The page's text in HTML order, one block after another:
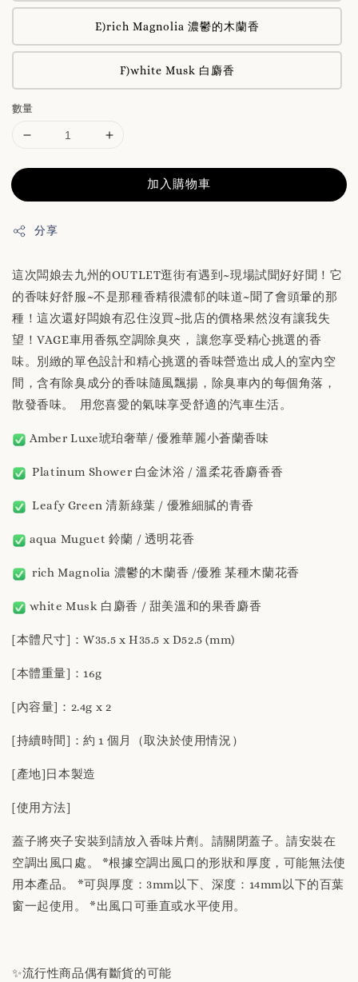
E)rich Magnolia 濃鬱的木蘭香
F)white Musk 白麝香
數量
加入購物車
分享
這次闆娘去九州的OUTLET逛街有遇到~現場試聞好好聞！它
的香味好舒服~不是那種香精很濃郁的味道~聞了會頭暈的那
種！這次還好闆娘有忍住沒買~批店的價格果然沒有讓我失
望！VAGE車用香氛空調除臭夾， 讓您享受精心挑選的香
味。別緻的單色設計和精心挑選的香味營造出成人的室內空
間，含有除臭成分的香味隨風飄揚，除臭車內的每個角落，
散發香味。 用您喜愛的氣味享受舒適的汽車生活。
Amber Luxe琥珀奢華/ 優雅華麗小蒼蘭香味
Platinum Shower 白金沐浴 / 溫柔花香麝香香
Leafy Green 清新綠葉 / 優雅細膩的青香
aqua Muguet 鈴蘭 / 透明花香
rich Magnolia 濃鬱的木蘭香 /優雅 某種木蘭花香
white Musk 白麝香 / 甜美溫和的果香麝香
[本體尺寸]：W35.5 x H35.5 x D52.5 (mm)
[本體重量]：16g
[內容量]：2.4g x 2
[持續時間]：約 1 個月（取決於使用情況）
[產地]日本製造
[使用方法]
蓋子將夾子安裝到請放入香味片劑。請關閉蓋子。請安裝在
空調出風口處。 *根據空調出風口的形狀和厚度，可能無法使
用本產品。 *可與厚度：3mm以下、深度：14mm以下的百葉
窗一起使用。 *出風口可垂直或水平使用。
✨流行性商品偶有斷貨的可能